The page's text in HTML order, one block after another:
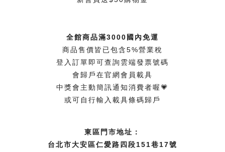
全館商品滿3000國內免運
商品售價皆已包含5%營業稅
登入訂單即可查詢雲端發票號碼
會歸戶在官網會員載具
中獎會主動簡訊通知消費者喔💗
或可自行輸入載具條碼歸戶
東區門市地址：
台北市大安區仁愛路四段151巷17號